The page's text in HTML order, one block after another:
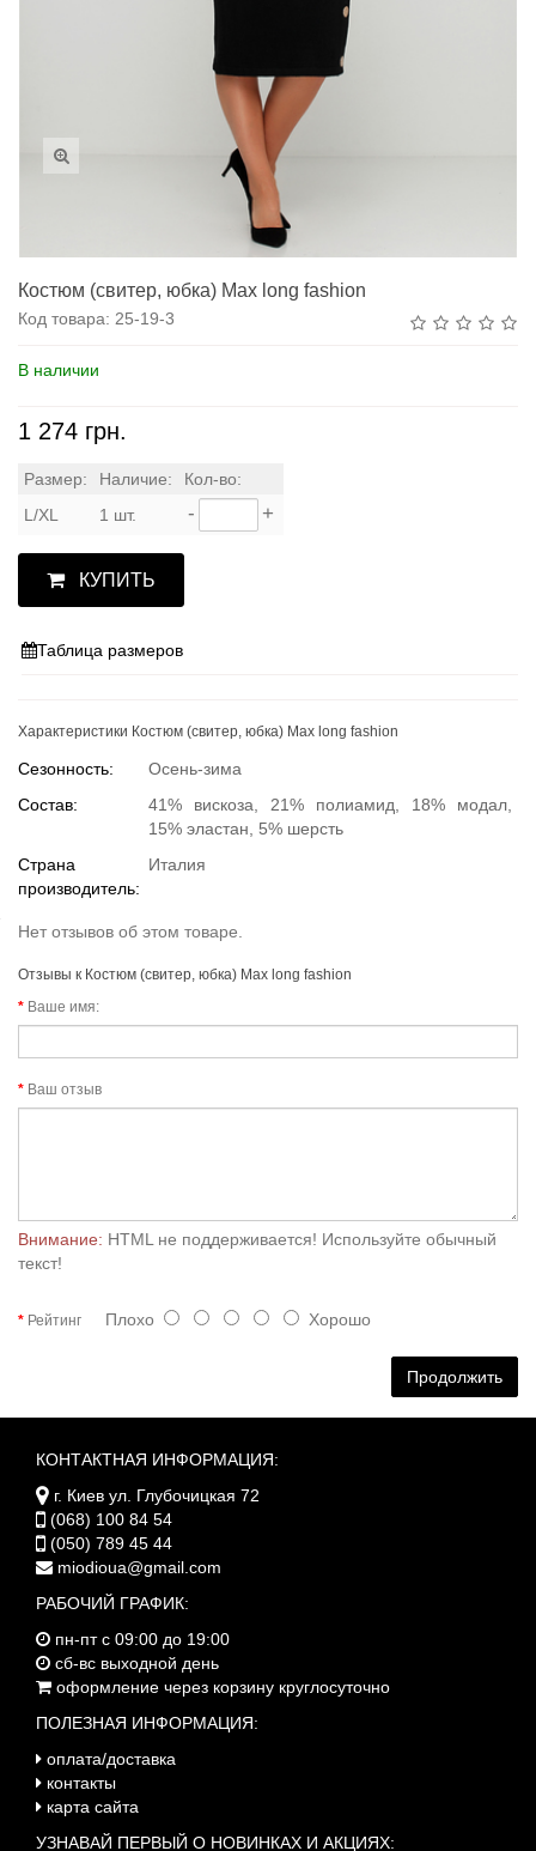
Костюм (свитер, юбка) Max long fashion
Код товара: 25-19-3
В наличии
1 274 грн.
Размер: Наличие:
Кол-во:
L/XL
1 шт. - +
КУПИТЬ
Таблица размеров
Характеристики Костюм (свитер, юбка) Max long fashion
Сезонность:
Осень-зима
Состав:
41% вискоза, 21% полиамид, 18% модал,
15% эластан, 5% шерсть
Страна
производитель:
Италия
Нет отзывов об этом товаре.
Отзывы к Костюм (свитер, юбка) Max long fashion
Ваше имя:
Ваш отзыв
Внимание: HTML не поддерживается! Используйте обычный
текст!
Рейтинг Плохо Хорошо
Продолжить
КОНТАКТНАЯ ИНФОРМАЦИЯ:
г. Киев ул. Глубочицкая 72
(068) 100 84 54
(050) 789 45 44
miodioua@gmail.com
РАБОЧИЙ ГРАФИК:
пн-пт с 09:00 до 19:00
сб-вс выходной день
оформление через корзину круглосуточно
ПОЛЕЗНАЯ ИНФОРМАЦИЯ:
оплата/доставка
контакты
карта сайта
УЗНАВАЙ ПЕРВЫЙ О НОВИНКАХ И АКЦИЯХ: